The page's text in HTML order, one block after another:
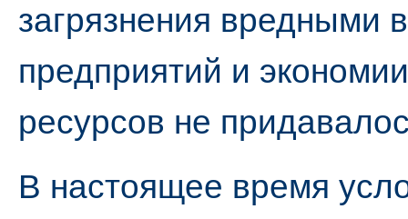
загрязнения
предприятий и
ресурсов не
В настоящее время